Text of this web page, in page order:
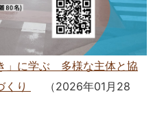
」に学ぶ 多様な主体と協
り
（2026年01月28